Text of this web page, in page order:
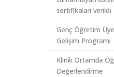
sertifikaları verildi
Genç Öğretim
Gelişim Programı
Klinik Ortamda
Değerlendirme